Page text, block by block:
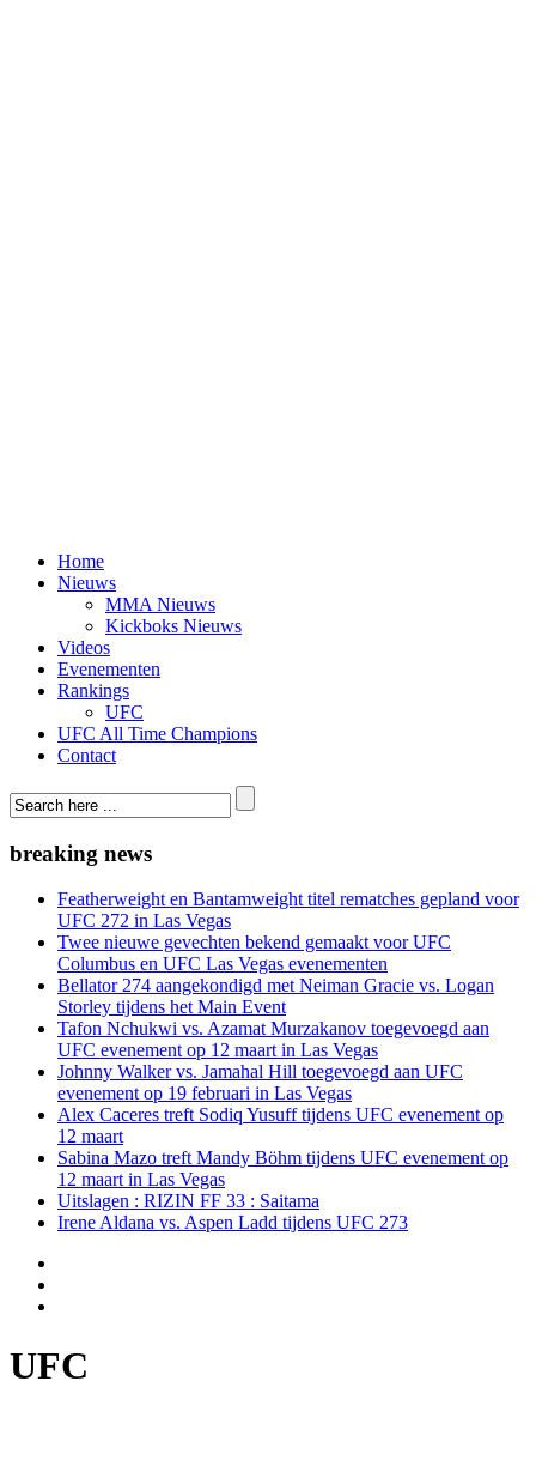
Home
Nieuws
MMA Nieuws
Kickboks Nieuws
Videos
Evenementen
Rankings
UFC
UFC All Time Champions
Contact
breaking news
Featherweight en Bantamweight titel rematches gepland voor
UFC 272 in Las Vegas
Twee nieuwe gevechten bekend gemaakt voor UFC
Columbus en UFC Las Vegas evenementen
Bellator 274 aangekondigd met Neiman Gracie vs. Logan
Storley tijdens het Main Event
Tafon Nchukwi vs. Azamat Murzakanov toegevoegd aan
UFC evenement op 12 maart in Las Vegas
Johnny Walker vs. Jamahal Hill toegevoegd aan UFC
evenement op 19 februari in Las Vegas
Alex Caceres treft Sodiq Yusuff tijdens UFC evenement op
12 maart
Sabina Mazo treft Mandy Böhm tijdens UFC evenement op
12 maart in Las Vegas
Uitslagen : RIZIN FF 33 : Saitama
Irene Aldana vs. Aspen Ladd tijdens UFC 273
UFC